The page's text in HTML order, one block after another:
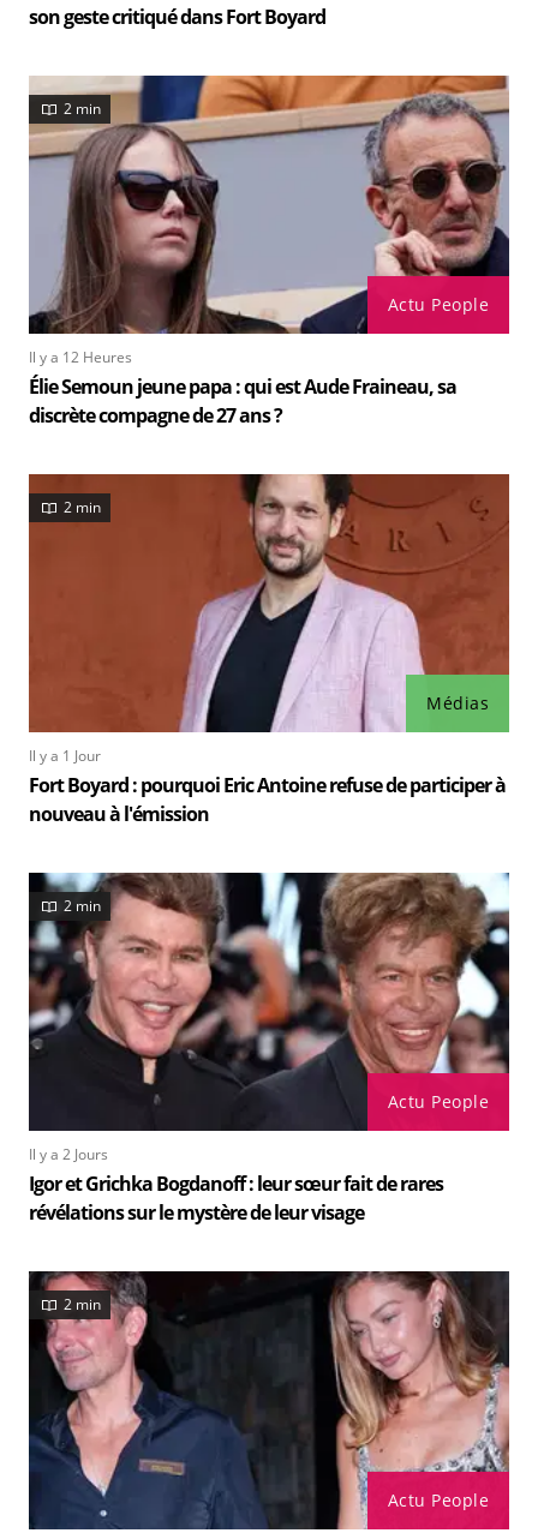
son geste critiqué dans Fort Boyard
Actu People
2 min
Il y a 12 Heures
Élie Semoun jeune papa : qui est Aude Fraineau, sa
discrète compagne de 27 ans ?
Médias
2 min
Il y a 1 Jour
Fort Boyard : pourquoi Eric Antoine refuse de participer à
nouveau à l'émission
Actu People
2 min
Il y a 2 Jours
Igor et Grichka Bogdanoff : leur sœur fait de rares
révélations sur le mystère de leur visage
Actu People
2 min